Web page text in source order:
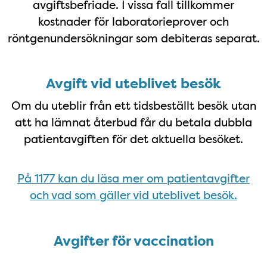
avgiftsbefriade. I vissa fall tillkommer
kostnader för laboratorieprover och
röntgenundersökningar som debiteras separat.
Uteblivet besök
Avgift vid uteblivet besök
Om du uteblir från ett tidsbeställt besök utan
att ha lämnat återbud får du betala dubbla
patientavgiften för det aktuella besöket.
På 1177 kan du läsa mer om patientavgifter
och vad som gäller vid uteblivet besök.
VaccinAvgifter för vaccination